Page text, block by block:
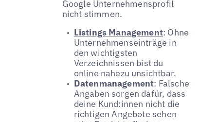
Google Unternehmensprofil
nicht stimmen.
Listings Management: Ohne
Unternehmenseinträge in
den wichtigsten
Verzeichnissen bist du
online nahezu unsichtbar.
Datenmanagement: Falsche
Angaben sorgen dafür, dass
deine Kund:innen nicht die
richtigen Angebote sehen